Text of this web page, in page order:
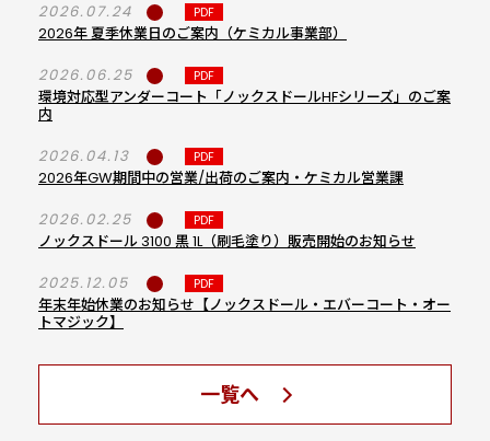
2026.07.24 PDF
2026年 夏季休業日のご案内（ケミカル事業部）
2026.06.25
PDF
環境対応型アンダーコート「ノックスドールHFシリーズ」のご案
内
2026.04.13
PDF
2026年GW期間中の営業/出荷のご案内・ケミカル営業課
2026.02.25
PDF
ノックスドール 3100 黒 1L（刷毛塗り）販売開始のお知らせ
2025.12.05
PDF
年末年始休業のお知らせ【ノックスドール・エバーコート・オー
トマジック】
一覧へ